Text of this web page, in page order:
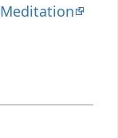
Meditation